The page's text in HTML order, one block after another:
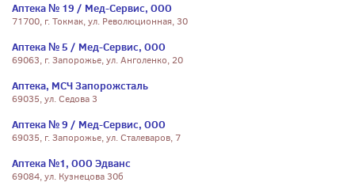
Аптека № 19 / Мед-Сервис, ООО
71700, г. Токмак, ул. Революционная, 30
Аптека № 5 / Мед-Сервис, ООО
69063, г. Запорожье, ул. Анголенко, 20
Аптека, МСЧ Запорожсталь
69035, ул. Седова 3
Аптека № 9 / Мед-Сервис, ООО
69035, г. Запорожье, ул. Сталеваров, 7
Аптека №1, ООО Эдванс
69084, ул. Кузнецова 30б